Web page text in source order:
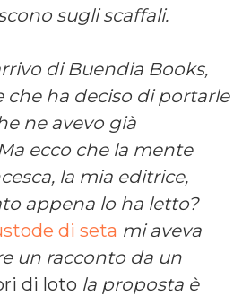
sugli scaffali.
di Buendia Books,
che ha deciso di portarle
ne avevo già
ecco che la mente
la mia editrice,
appena lo ha letto?
di seta mi aveva
un racconto da un
di loto la proposta è